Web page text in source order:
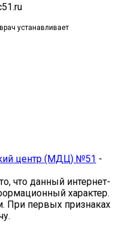
устанавливает
центр (МДЦ) №51 -
что данный интернет-
характер.
При первых признаках